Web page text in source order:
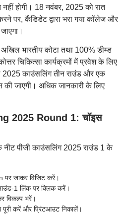
होगी। 18 नवंबर, 2025 को रात
पर, कैंडिडेट द्वारा भरा गया कॉलेज और
भारतीय कोटा तथा 100% डीम्ड
चिकित्सा कार्यक्रमों में प्रवेश के लिए
2025 काउंसलिंग तीन राउंड और एक
जाएगी। अधिक जानकारी के लिए
2025 Round 1: चॉइस
नीट पीजी काउंसलिंग 2025 राउंड 1 के
पर जाकर विजिट करें।
1 लिंक पर क्लिक करें।
विकल्प भरें।
पूरी करें और प्रिंटआउट निकालें।